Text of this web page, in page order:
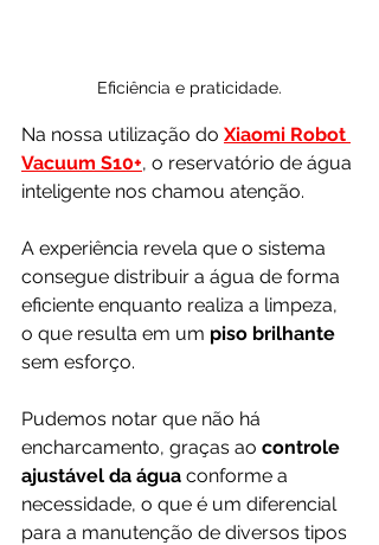
Eficiência e praticidade.
Na nossa utilização do Xiaomi Robot
Vacuum S10+, o reservatório de água
inteligente nos chamou atenção.
A experiência revela que o sistema
consegue distribuir a água de forma
eficiente enquanto realiza a limpeza,
o que resulta em um piso brilhante
sem esforço.
Pudemos notar que não há
encharcamento, graças ao controle
ajustável da água conforme a
necessidade, o que é um diferencial
para a manutenção de diversos tipos